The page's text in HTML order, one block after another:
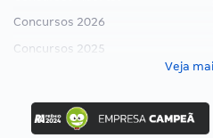
Concursos 2026
Concursos 2025
Concurso Ibama
Concurso MPU
Veja